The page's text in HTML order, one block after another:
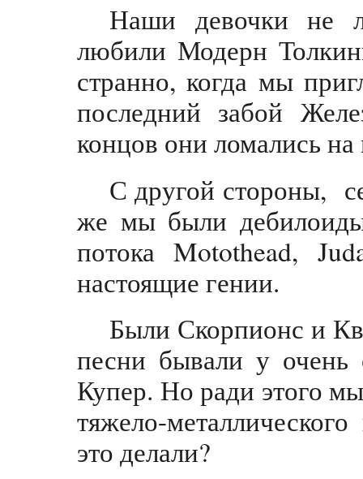
Наши девочки не
любили Модерн
странно, когда мы
последний забой
концов они ломались
С другой стороны,
же мы были
потока Motothead,
настоящие гении.
Были Скорпионс и
песни бывали у
Купер. Но ради этого
тяжело-
это делали?